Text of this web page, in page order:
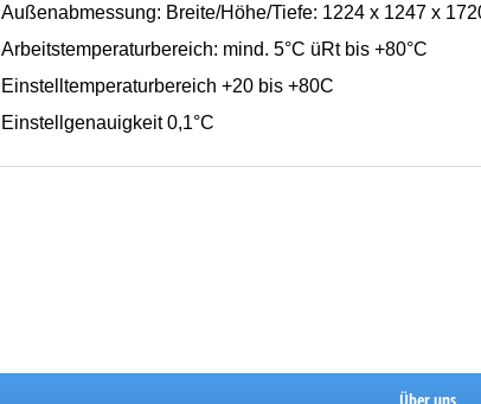
Außenabmessung: Breite/Höhe/Tiefe: 1224 x 1247 x
Arbeitstemperaturbereich: mind. 5°C üRt bis +80°C
Einstelltemperaturbereich +20 bis +80C
Einstellgenauigkeit 0,1°C